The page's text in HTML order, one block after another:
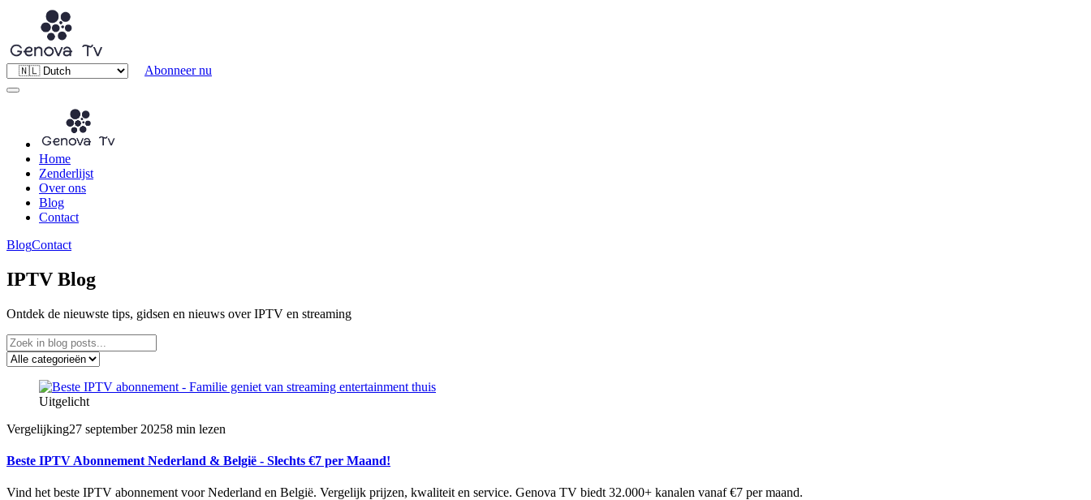
Abonneer nu
Home
Zenderlijst
Over ons
Blog
Contact
BlogContact
IPTV Blog
Ontdek de nieuwste tips, gidsen en nieuws over IPTV en streaming
Uitgelicht
Vergelijking27 september 20258 min lezen
Beste IPTV Abonnement Nederland & België - Slechts €7 per Maand!
Vind het beste IPTV abonnement voor Nederland en België. Vergelijk prijzen, kwaliteit en service. Genova TV biedt 32.000+ kanalen vanaf €7 per maand.